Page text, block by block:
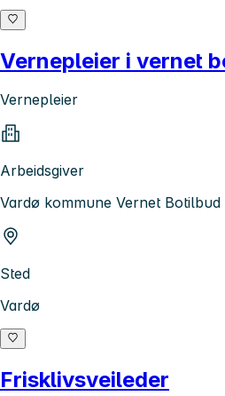
Vernepleier i vernet
Vernepleier
Arbeidsgiver
Vardø kommune Vernet Botilbud
Sted
Vardø
Frisklivsveileder